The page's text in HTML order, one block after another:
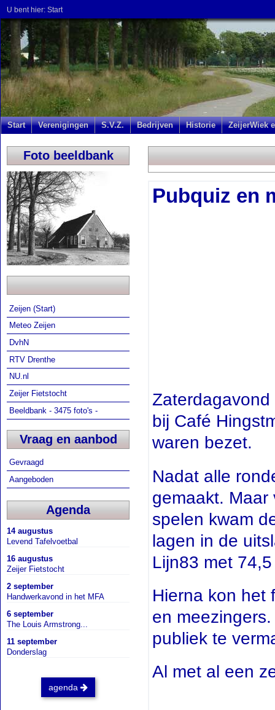
U bent hier: Start
Start Verenigingen S.V.Z. Bedrijven Historie ZeijerWiek
Foto beeldbank
Zeijen (Start)
Meteo Zeijen
DvhN
RTV Drenthe
NU.nl
Zeijer Fietstocht
Beeldbank - 3475 foto's -
Vraag en aanbod
Gevraagd
Aangeboden
Agenda
14 augustus
Levend Tafelvoetbal
16 augustus
Zeijer Fietstocht
2 september
Handwerkavond in het MFA
6 september
The Louis Armstrong...
11 september
Donderslag
agenda
Pubquiz en
bij Café
waren bezet.
Nadat alle
gemaakt.
spelen kwam
lagen in de
Lijn83 met
Hierna kon het
en
publiek te
Al met al een